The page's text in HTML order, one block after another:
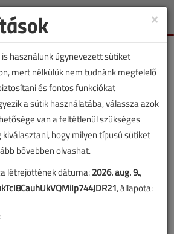
Toggle
SZERZŐK LISTÁJA
×
használunk úgynevezett sütiket
mert nélkülük nem tudnánk megfelelő
és fontos funkciókat
a sütik használatába, válassza azok
van a feltétlenül szükséges
hogy milyen típusú sütiket
bővebben olvashat.
létrejöttének dátuma:2026. aug. 9.,
, állapota: